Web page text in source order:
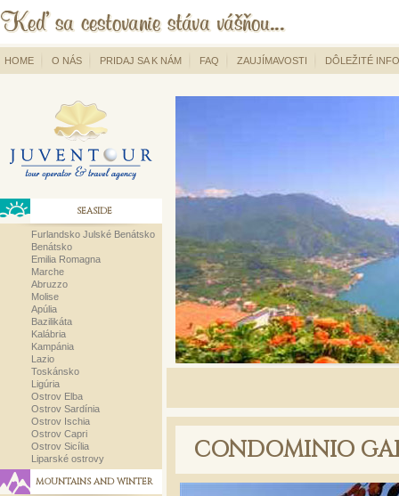
HOME O NÁS PRIDAJ SA K NÁM FAQ ZAUJÍMAVOSTI DÔLEŽITÉ
SEASIDE
Furlandsko Julské Benátsko
Benátsko
Emilia Romagna
Marche
Abruzzo
Molise
Apúlia
Bazilikáta
Kalábria
Kampánia
Lazio
Toskánsko
Ligúria
Ostrov Elba
Ostrov Sardínia
Ostrov Ischia
Ostrov Capri
Ostrov Sicília
Liparské ostrovy
MOUNTAINS AND WINTER
CONDOMINIO